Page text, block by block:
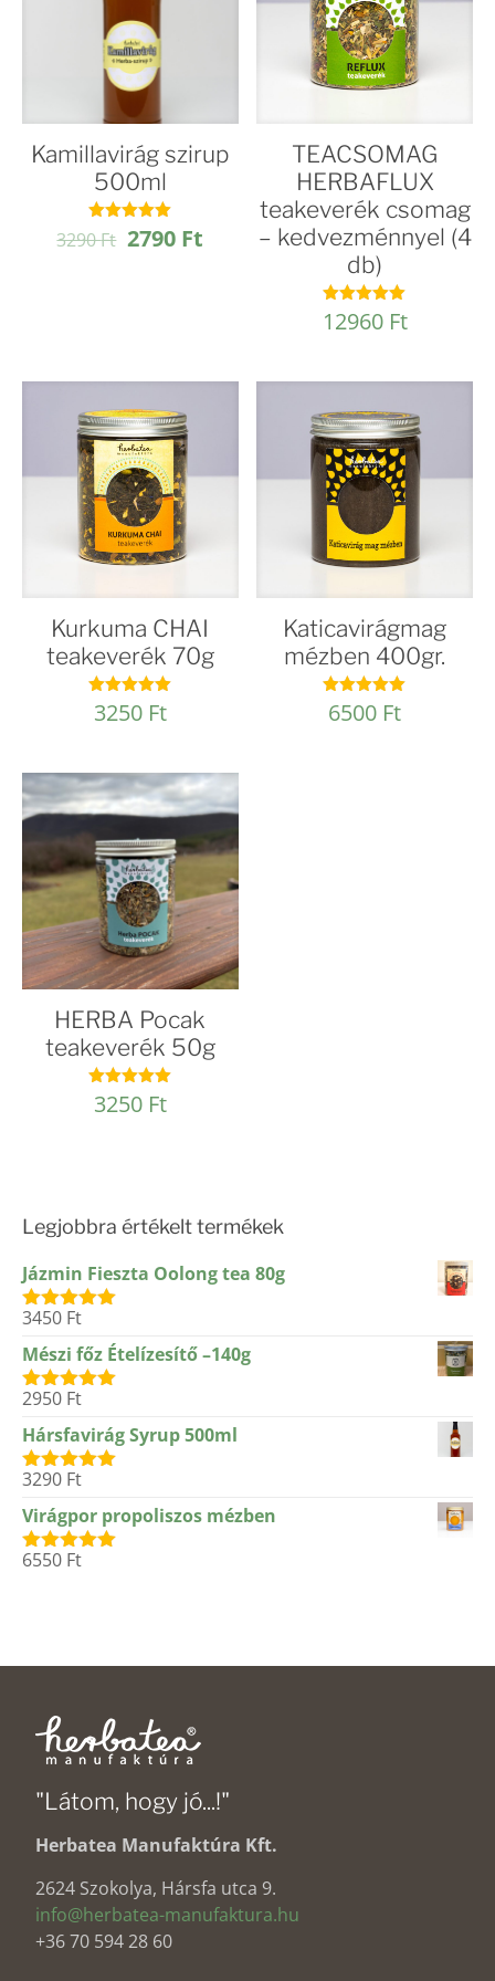
Kamillavirág szirup
500ml
Értékelés:
4.93
3290Ft Original
2790 Ft Current
TEACSOMAG
HERBAFLUX
teakeverék csomag
– kedvezménnyel (4
db)
Értékelés:
4.96
12960 Ft
Kurkuma CHAI
teakeverék 70g
Értékelés:
5.00
3250 Ft
Katicavirágmag
mézben 400gr.
Értékelés:
5.00
6500 Ft
HERBA Pocak
teakeverék 50g
Értékelés:
5.00
3250 Ft
Legjobbra értékelt termékek
Jázmin Fieszta Oolong tea 80g
Értékelés:
3450 Ft
Mészi főz Ételízesítő –140g
Értékelés:
2950 Ft
Hársfavirág Syrup 500ml
Értékelés:
3290 Ft
Virágpor propoliszos mézben
Értékelés:
6550 Ft
"Látom, hogy jó...!"
Herbatea Manufaktúra Kft.
2624 Szokolya, Hársfa utca 9.
info@herbatea-manufaktura.hu
+36 70 594 28 60